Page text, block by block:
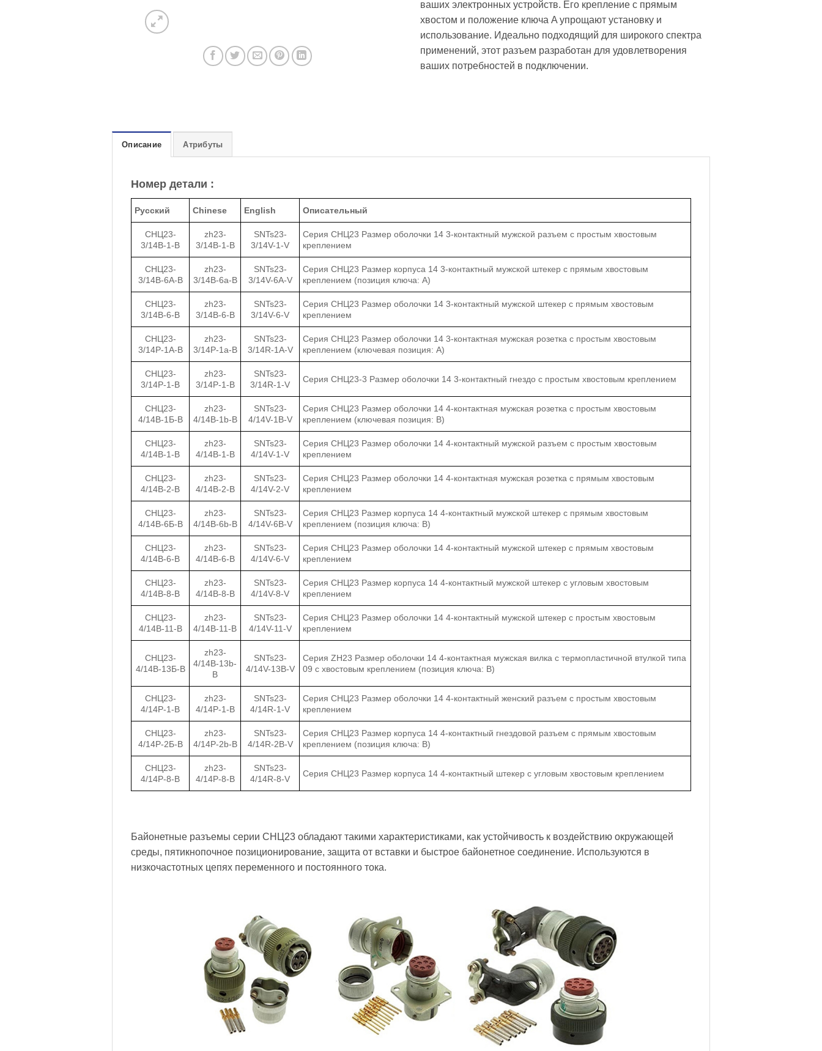
ваших электронных устройств. Его крепление с прямым
хвостом и положение ключа A упрощают установку и
использование. Идеально подходящий для широкого спектра
применений, этот разъем разработан для удовлетворения
ваших потребностей в подключении.
Описание Атрибуты
Номер детали :
Русский Chinese English Описательный
СНЦ23-
3/14В-1-В
zh23-
3/14B-1-B
SNTs23-
3/14V-1-V
Серия СНЦ23 Размер оболочки 14 3-контактный мужской разъем с простым хвостовым
креплением
СНЦ23-
3/14В-6А-В
zh23-
3/14B-6a-B
SNTs23-
3/14V-6A-V
Серия СНЦ23 Размер корпуса 14 3-контактный мужской штекер с прямым хвостовым
креплением (позиция ключа: A)
СНЦ23-
3/14В-6-В
zh23-
3/14B-6-B
SNTs23-
3/14V-6-V
Серия СНЦ23 Размер оболочки 14 3-контактный мужской штекер с прямым хвостовым
креплением
СНЦ23-
3/14Р-1А-В
zh23-
3/14P-1a-B
SNTs23-
3/14R-1А-V
Серия СНЦ23 Размер оболочки 14 3-контактная мужская розетка с простым хвостовым
креплением (ключевая позиция: A)
СНЦ23-
3/14Р-1-В
zh23-
3/14P-1-B
SNTs23-
3/14R-1-V
Серия СНЦ23-3 Размер оболочки 14 3-контактный гнездо с простым хвостовым креплением
СНЦ23-
4/14В-1Б-В
zh23-
4/14B-1b-B
SNTs23-
4/14V-1B-V
Серия СНЦ23 Размер оболочки 14 4-контактная мужская розетка с простым хвостовым
креплением (ключевая позиция: B)
СНЦ23-
4/14В-1-В
zh23-
4/14B-1-B
SNTs23-
4/14V-1-V
Серия СНЦ23 Размер оболочки 14 4-контактный мужской разъем с простым хвостовым
креплением
СНЦ23-
4/14В-2-В
zh23-
4/14B-2-B
SNTs23-
4/14V-2-V
Серия СНЦ23 Размер оболочки 14 4-контактная мужская розетка с прямым хвостовым
креплением
СНЦ23-
4/14В-6Б-В
zh23-
4/14B-6b-B
SNTs23-
4/14V-6B-V
Серия СНЦ23 Размер корпуса 14 4-контактный мужской штекер с прямым хвостовым
креплением (позиция ключа: B)
СНЦ23-
4/14В-6-В
zh23-
4/14B-6-B
SNTs23-
4/14V-6-V
Серия СНЦ23 Размер оболочки 14 4-контактный мужской штекер с прямым хвостовым
креплением
СНЦ23-
4/14В-8-В
zh23-
4/14B-8-B
SNTs23-
4/14V-8-V
Серия CНЦ23 Размер корпуса 14 4-контактный мужской штекер с угловым хвостовым
креплением
СНЦ23-
4/14В-11-В
zh23-
4/14B-11-B
SNTs23-
4/14V-11-V
Серия СНЦ23 Размер оболочки 14 4-контактный мужской штекер с простым хвостовым
креплением
СНЦ23-
4/14В-13Б-В
zh23-
4/14B-13b-
B
SNTs23-
4/14V-13B-V
Серия ZH23 Размер оболочки 14 4-контактная мужская вилка с термопластичной втулкой типа
09 с хвостовым креплением (позиция ключа: B)
СНЦ23-
4/14Р-1-В
zh23-
4/14P-1-B
SNTs23-
4/14R-1-V
Серия СНЦ23 Размер оболочки 14 4-контактный женский разъем с простым хвостовым
креплением
СНЦ23-
4/14Р-2Б-В
zh23-
4/14P-2b-B
SNTs23-
4/14R-2B-V
Серия СНЦ23 Размер корпуса 14 4-контактный гнездовой разъем с прямым хвостовым
креплением (позиция ключа: B)
СНЦ23-
4/14Р-8-В
zh23-
4/14P-8-B
SNTs23-
4/14R-8-V
Серия СНЦ23 Размер корпуса 14 4-контактный штекер с угловым хвостовым креплением
Байонетные разъемы серии СНЦ23 обладают такими характеристиками, как устойчивость к воздействию окружающей
среды, пятикнопочное позиционирование, защита от вставки и быстрое байонетное соединение. Используются в
низкочастотных цепях переменного и постоянного тока.